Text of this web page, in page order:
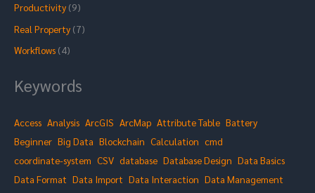
Productivity (9)
Real Property (7)
Workflows (4)
Keywords
Access Analysis ArcGIS ArcMap Attribute Table Battery
Beginner Big Data Blockchain Calculation cmd
coordinate-system CSV database Database Design Data Basics
Data Format Data Import Data Interaction Data Management